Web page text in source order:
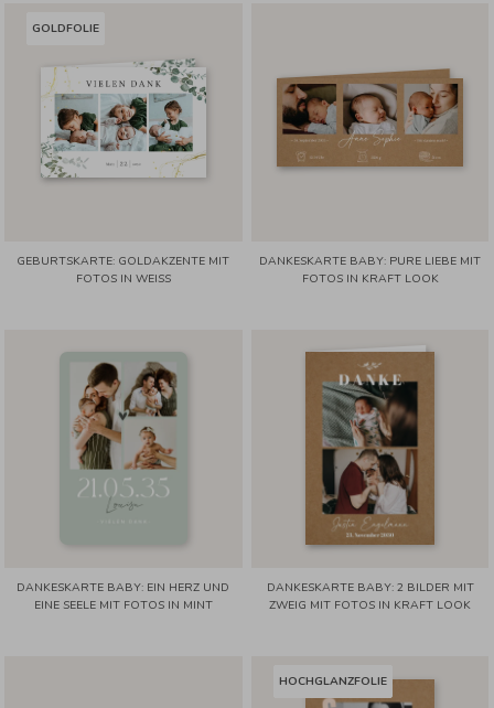
GOLDFOLIE
GEBURTSKARTE: GOLDAKZENTE MIT
FOTOS IN WEISS
DANKESKARTE BABY: PURE LIEBE MIT
FOTOS IN KRAFT LOOK
DANKESKARTE BABY: EIN HERZ UND
EINE SEELE MIT FOTOS IN MINT
DANKESKARTE BABY: 2 BILDER MIT
ZWEIG MIT FOTOS IN KRAFT LOOK
HOCHGLANZFOLIE